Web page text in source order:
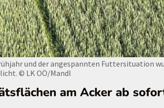
und der angespannten Futtersituation
© LK OÖ/Mandl
am Acker ab